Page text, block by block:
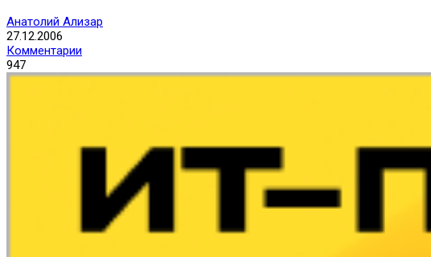
Анатолий Ализар
27.12.2006
Комментарии
947